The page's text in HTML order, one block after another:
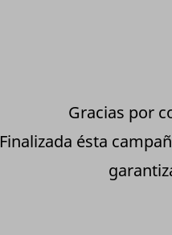
Gracias por
Finalizada ésta